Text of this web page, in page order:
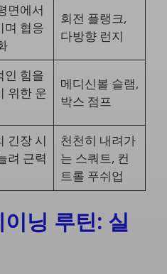
면에서
며 협응
회전 플랭크,
다방향 런지
인 힘을
위한 운
메디신볼 슬램,
박스 점프
긴장 시
려 근력
천천히 내려가
는 스쿼트, 컨
트롤 푸쉬업
닝 루틴: 실